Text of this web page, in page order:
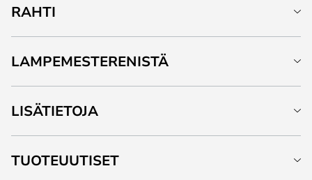
RAHTI
LAMPEMESTERENISTÄ
LISÄTIETOJA
TUOTEUUTISET